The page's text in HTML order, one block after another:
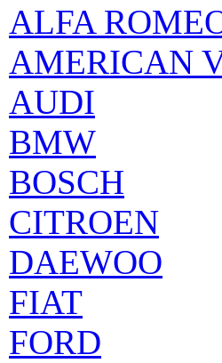
ALFA
AMERICAN
AUDI
BMW
BOSCH
CITROEN
DAEWOO
FIAT
FORD